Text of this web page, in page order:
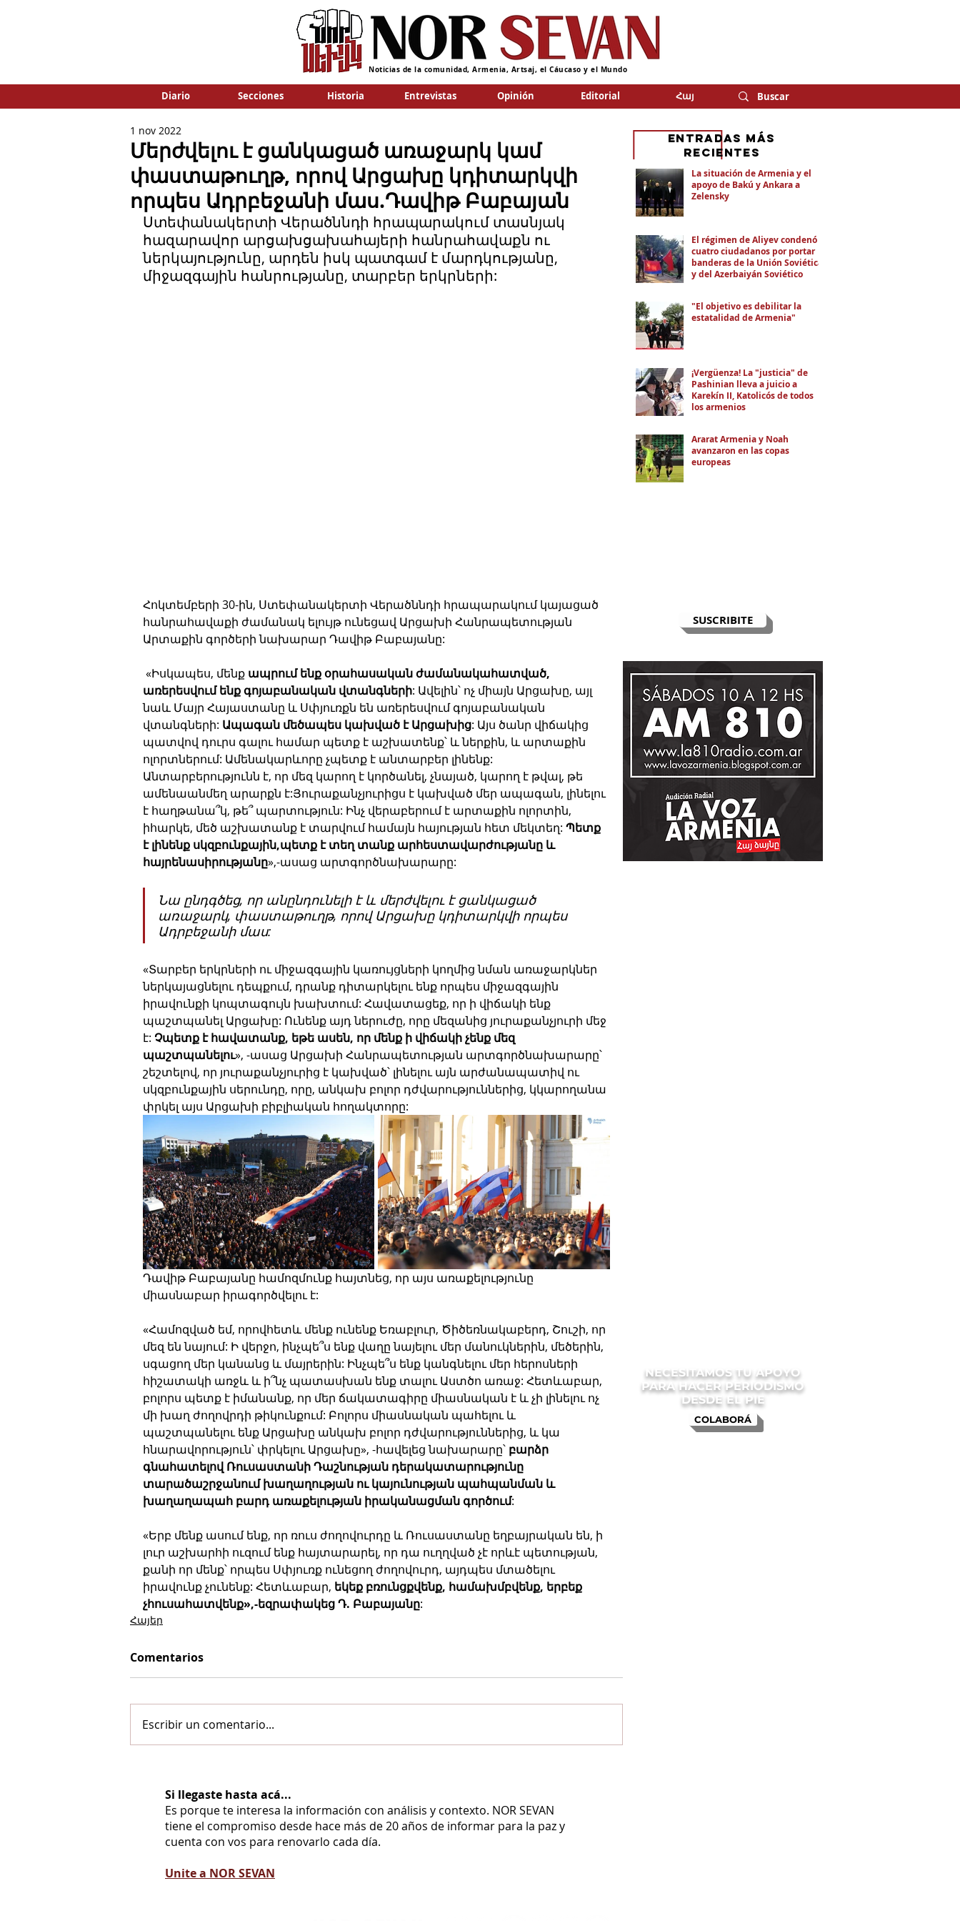
Noticias de la comunidad, Armenia, Artsaj, el Cáucaso y el Mundo
Diario Secciones Historia Entrevistas Opinión Editorial Հայ
Մերժվելու է ցանկացած առաջարկ կամ
փաստաթուղթ, որով Արցախը կդիտարկվի
որպես Ադրբեջանի մաս.Դավիթ Բաբայան
1 nov 2022
Ստեփանակերտի Վերածննդի հրապարակում տասնյակ
հազարավոր արցախցախահայերի հանրահավաքն ու
ներկայությունը, արդեն իսկ պատգամ է մարդկությանը,
միջազգային հանրությանը, տարբեր երկրների:
Հոկտեմբերի 30-ին, Ստեփանակերտի Վերածննդի հրապարակում կայացած
հանրահավաքի ժամանակ ելույթ ունեցավ Արցախի Հանրապետության
Արտաքին գործերի նախարար Դավիթ Բաբայանը:
«Իսկապես, մենք ապրում ենք օրահասական ժամանակահատված,
առերեսվում ենք գոյաբանական վտանգների: Ավելին՝ ոչ միայն Արցախը, այլ
նաև Մայր Հայաստանը և Սփյուռքն են առերեսվում գոյաբանական
վտանգների: Ապագան մեծապես կախված է Արցախից: Այս ծանր վիճակից
պատվով դուրս գալու համար պետք է աշխատենք՝ և ներքին, և արտաքին
ոլորտներում: Ամենակարևորը չպետք է անտարբեր լինենք:
Անտարբերությունն է, որ մեզ կարող է կործանել, չնայած, կարող է թվալ, թե
ամենաանմեղ արարքն է:Յուրաքանչյուրիցս է կախված մեր ապագան, լինելու
է հաղթանա՞կ, թե՞ պարտություն: Ինչ վերաբերում է արտաքին ոլորտին,
իհարկե, մեծ աշխատանք է տարվում համայն հայության հետ մեկտեղ: Պետք
է լինենք սկզբունքային,պետք է տեղ տանք արհեստավարժությանը և
հայրենասիրությանը»,-ասաց արտգործնախարարը:
Նա ընդգծեց, որ անընդունելի է և մերժվելու է ցանկացած
առաջարկ, փաստաթուղթ, որով Արցախը կդիտարկվի որպես
Ադրբեջանի մաս:
«Տարբեր երկրների ու միջազգային կառույցների կողմից նման առաջարկներ
ներկայացնելու դեպքում, դրանք դիտարկելու ենք որպես միջազգային
իրավունքի կոպտագույն խախտում: Հավատացեք, որ ի վիճակի ենք
պաշտպանել Արցախը: Ունենք այդ ներուժը, որը մեզանից յուրաքանչյուրի մեջ
է: Չպետք է հավատանք, եթե ասեն, որ մենք ի վիճակի չենք մեզ
պաշտպանելու», -ասաց Արցախի Հանրապետության արտգործնախարարը՝
շեշտելով, որ յուրաքանչյուրից է կախված՝ լինելու այն արժանապատիվ ու
սկզբունքային սերունդը, որը, անկախ բոլոր դժվարություններից, կկարողանա
փրկել այս Արցախի բիբլիական հողակտորը:
Դավիթ Բաբայանը համոզմունք հայտնեց, որ այս առաքելությունը
միասնաբար իրագործվելու է:
«Համոզված եմ, որովհետև մենք ունենք Եռաբլուր, Ծիծեռնակաբերդ, Շուշի, որ
մեզ են նայում: Ի վերջո, ինչպե՞ս ենք վաղը նայելու մեր մանուկներին, մեծերին,
սգացող մեր կանանց և մայրերին: Ինչպե՞ս ենք կանգնելու մեր հերոսների
հիշատակի առջև և ի՞նչ պատասխան ենք տալու Աստծո առաջ: Հետևաբար,
բոլորս պետք է իմանանք, որ մեր ճակատագիրը միասնական է և չի լինելու ոչ
մի խաղ ժողովրդի թիկունքում: Բոլորս միասնական պահելու և
պաշտպանելու ենք Արցախը անկախ բոլոր դժվարություններից, և կա
հնարավորություն՝ փրկելու Արցախը», -հավելեց նախարարը՝ բարձր
գնահատելով Ռուսաստանի Դաշնության դերակատարությունը
տարածաշրջանում խաղաղության ու կայունության պահպանման և
խաղաղապահ բարդ առաքելության իրականացման գործում:
«Երբ մենք ասում ենք, որ ռուս ժողովուրդը և Ռուսաստանը եղբայրական են, ի
լուր աշխարհի ուզում ենք հայտարարել, որ դա ուղղված չէ որևէ պետության,
քանի որ մենք՝ որպես Սփյուռք ունեցող ժողովուրդ, այդպես մտածելու
իրավունք չունենք: Հետևաբար, եկեք բռունցքվենք, համախմբվենք, երբեք
չհուսահատվենք»,-եզրափակեց Դ. Բաբայանը:
Հայեր
Comentarios
Escribir un comentario...
SUSCRIBITE
La situación de Armenia y el
apoyo de Bakú y Ankara a
Zelensky
El régimen de Aliyev condenó a
cuatro ciudadanos por portar
banderas de la Unión Soviética
y del Azerbaiyán Soviético
"El objetivo es debilitar la
estatalidad de Armenia"
¡Vergüenza! La "justicia" de
Pashinian lleva a juicio a
Karekín II, Katolicós de todos
los armenios
Ararat Armenia y Noah
avanzaron en las copas
europeas
eNTRADAS MÁS
RECIENTES
COLABORÁ
NECESITAMOS TU APOYO
PARA HACER PERIODISMO
DESDE EL PIE
Si llegaste hasta acá...
Es porque te interesa la información con análisis y contexto. NOR SEVAN
tiene el compromiso desde hace más de 20 años de informar para la paz y
cuenta con vos para renovarlo cada día.
Unite a NOR SEVAN